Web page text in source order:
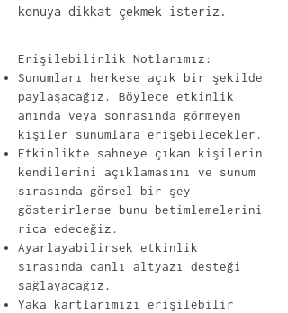
konuya dikkat çekmek isteriz.
Erişilebilirlik Notlarımız:
Sunumları herkese açık bir şekilde
paylaşacağız. Böylece etkinlik
anında veya sonrasında görmeyen
kişiler sunumlara erişebilecekler.
Etkinlikte sahneye çıkan kişilerin
kendilerini açıklamasını ve sunum
sırasında görsel bir şey
gösterirlerse bunu betimlemelerini
rica edeceğiz.
Ayarlayabilirsek etkinlik
sırasında canlı altyazı desteği
sağlayacağız.
Yaka kartlarımızı erişilebilir